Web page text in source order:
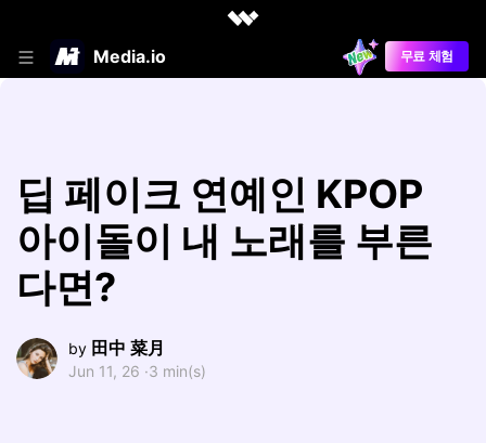
Media.io 무료 체험
딥 페이크 연예인 KPOP
아이돌이 내 노래를 부른
다면?
by 田中 菜月
Jun 11, 26 ·3 min(s)